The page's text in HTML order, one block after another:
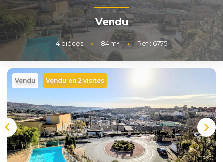
Contact
Nous
Rejoindre
Estimer
Mon
Bien
Vendu
4pièces • 84 m² • Réf : 6775
Vendu Vendu en 2 visites